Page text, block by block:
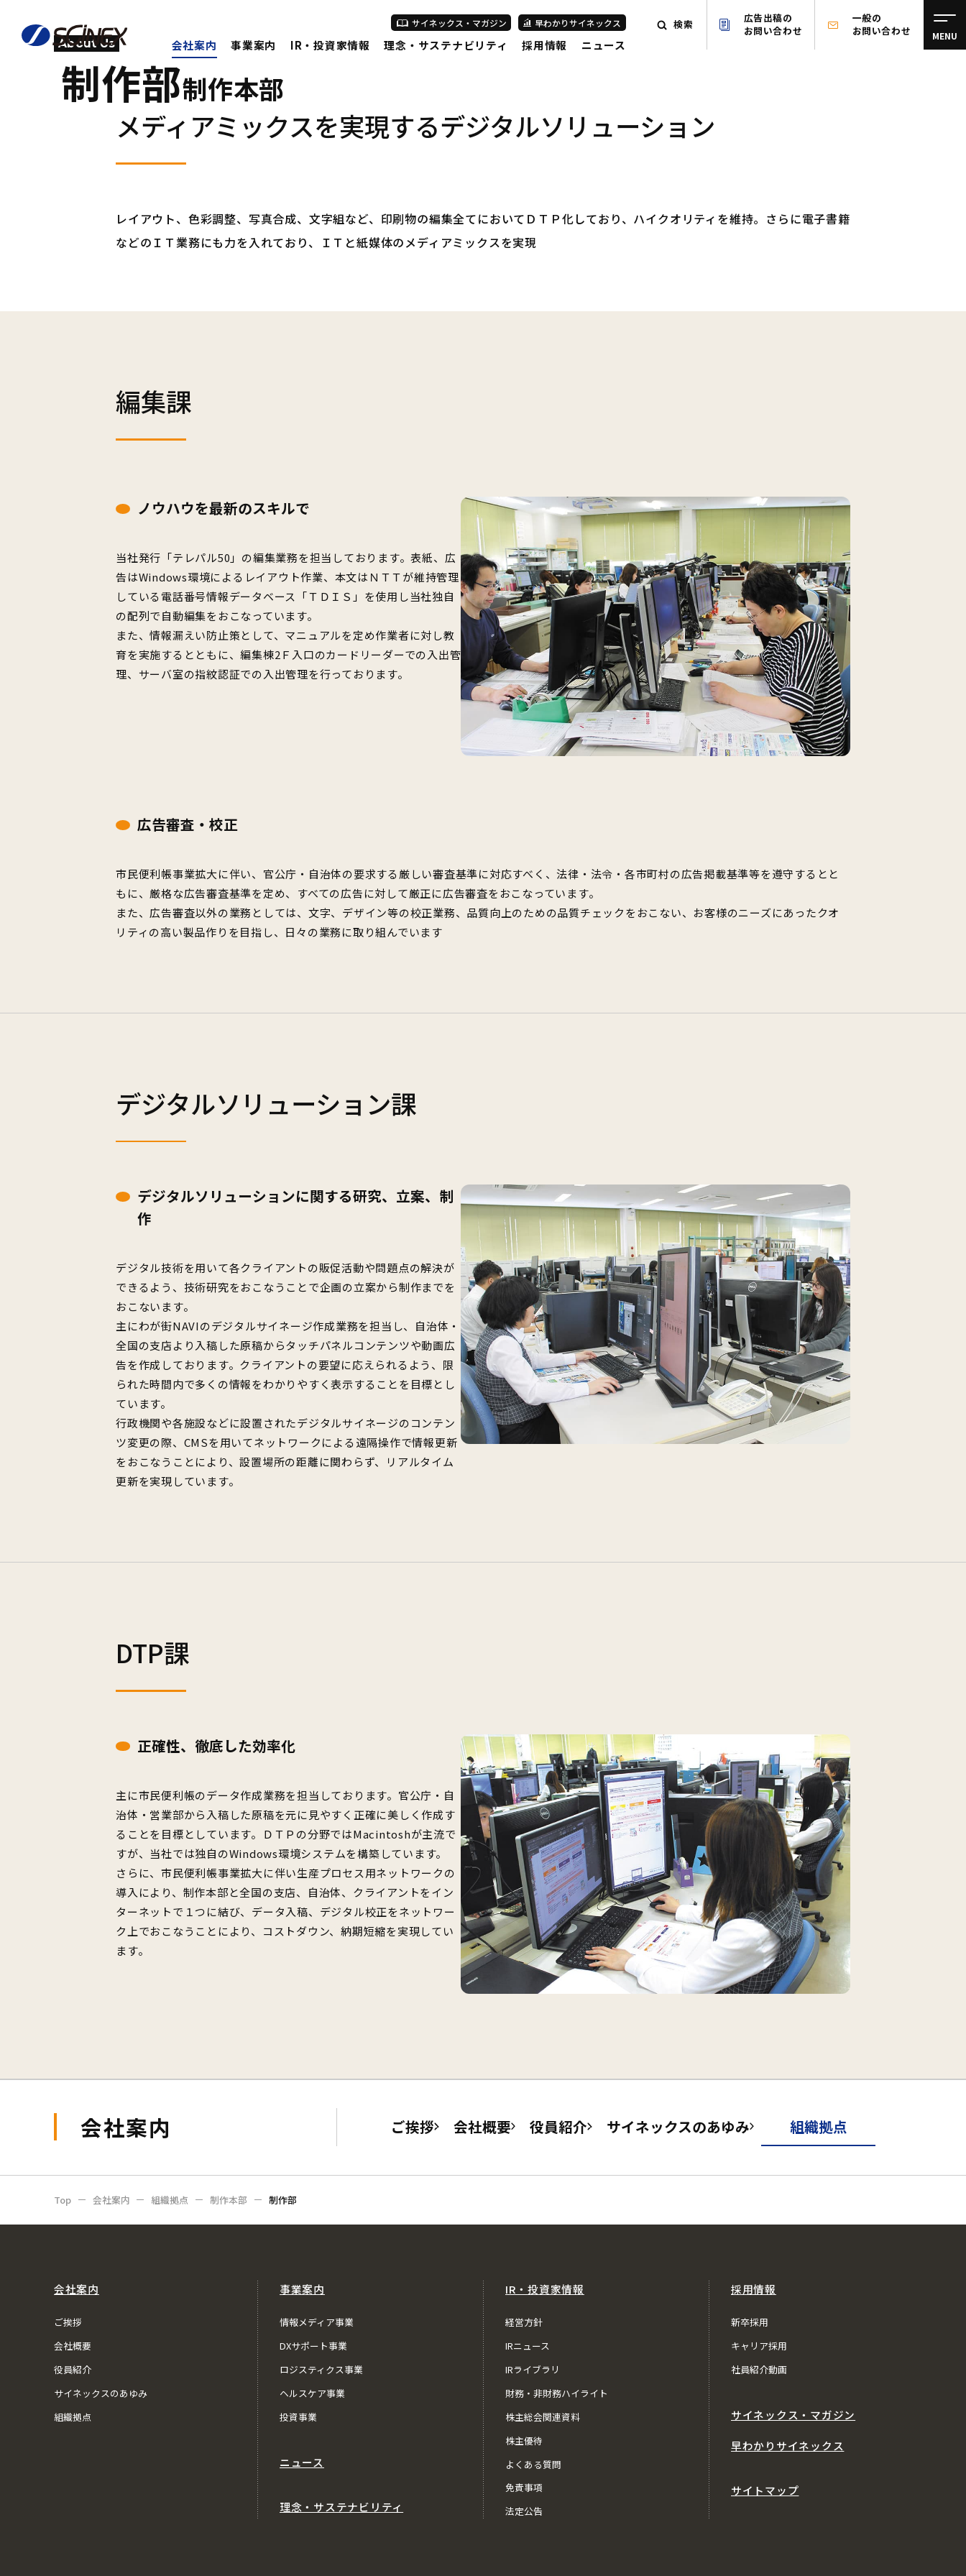
サイネックス・マガジン 早わかりサイネックス
会社案内 事業案内 IR・投資家情報 理念・サステナビリティ 採用情報 ニュース
検索
広告出稿の
お問い合わせ
一般の
お問い合わせ
MENU
About Us
制作部制作本部
メディアミックスを実現するデジタルソリューション
レイアウト、色彩調整、写真合成、文字組など、印刷物の編集全てにおいてＤＴＰ化しており、ハイクオリティを維持。さらに電子書籍
などのＩＴ業務にも力を入れており、ＩＴと紙媒体のメディアミックスを実現
編集課
ノウハウを最新のスキルで
当社発行「テレパル50」の編集業務を担当しております。表紙、広
告はWindows環境によるレイアウト作業、本文はＮＴＴが維持管理
している電話番号情報データベース「ＴＤＩＳ」を使用し当社独自
の配列で自動編集をおこなっています。
また、情報漏えい防止策として、マニュアルを定め作業者に対し教
育を実施するとともに、編集棟2Ｆ入口のカードリーダーでの入出管
理、サーバ室の指紋認証での入出管理を行っております。
広告審査・校正
市民便利帳事業拡大に伴い、官公庁・自治体の要求する厳しい審査基準に対応すべく、法律・法令・各市町村の広告掲載基準等を遵守するとと
もに、厳格な広告審査基準を定め、すべての広告に対して厳正に広告審査をおこなっています。
また、広告審査以外の業務としては、文字、デザイン等の校正業務、品質向上のための品質チェックをおこない、お客様のニーズにあったクオ
リティの高い製品作りを目指し、日々の業務に取り組んでいます
デジタルソリューション課
デジタルソリューションに関する研究、立案、制
作
デジタル技術を用いて各クライアントの販促活動や問題点の解決が
できるよう、技術研究をおこなうことで企画の立案から制作までを
おこないます。
主にわが街NAVIのデジタルサイネージ作成業務を担当し、自治体・
全国の支店より入稿した原稿からタッチパネルコンテンツや動画広
告を作成しております。クライアントの要望に応えられるよう、限
られた時間内で多くの情報をわかりやすく表示することを目標とし
ています。
行政機関や各施設などに設置されたデジタルサイネージのコンテン
ツ変更の際、CMSを用いてネットワークによる遠隔操作で情報更新
をおこなうことにより、設置場所の距離に関わらず、リアルタイム
更新を実現しています。
DTP課
正確性、徹底した効率化
主に市民便利帳のデータ作成業務を担当しております。官公庁・自
治体・営業部から入稿した原稿を元に見やすく正確に美しく作成す
ることを目標としています。ＤＴＰの分野ではMacintoshが主流で
すが、当社では独自のWindows環境システムを構築しています。
さらに、市民便利帳事業拡大に伴い生産プロセス用ネットワークの
導入により、制作本部と全国の支店、自治体、クライアントをイン
ターネットで１つに結び、データ入稿、デジタル校正をネットワー
ク上でおこなうことにより、コストダウン、納期短縮を実現してい
ます。
会社案内 ご挨拶 会社概要 役員紹介 サイネックスのあゆみ 組織拠点
Top 会社案内 組織拠点 制作本部 制作部
会社案内
ご挨拶
会社概要
役員紹介
サイネックスのあゆみ
組織拠点
事業案内
情報メディア事業
DXサポート事業
ロジスティクス事業
ヘルスケア事業
投資事業
ニュース
理念・サステナビリティ
IR・投資家情報
経営方針
IRニュース
IRライブラリ
財務・非財務ハイライト
株主総会関連資料
株主優待
よくある質問
免責事項
法定公告
採用情報
新卒採用
キャリア採用
社員紹介動画
サイネックス・マガジン
早わかりサイネックス
サイトマップ